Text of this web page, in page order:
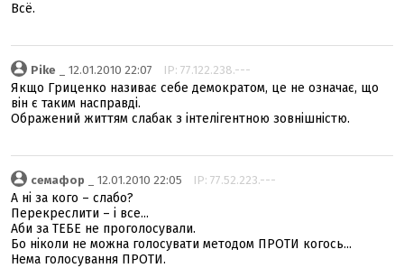
Всё.
Pike _ 12.01.2010 22:07 IP: 77.122.238.---
Якщо Гриценко називає себе демократом, це не означає, що
він є таким насправді.
Ображений життям слабак з інтелігентною зовнішністю.
семафор _ 12.01.2010 22:05 IP: 77.52.223.---
А ні за кого – слабо?
Перекреслити – і все...
Аби за ТЕБЕ не проголосували.
Бо ніколи не можна голосувати методом ПРОТИ когось...
Нема голосування ПРОТИ.